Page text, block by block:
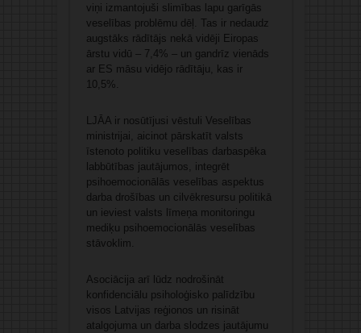
viņi izmantojuši slimības lapu garīgās
veselības problēmu dēļ. Tas ir nedaudz
augstāks rādītājs nekā vidēji Eiropas
ārstu vidū – 7,4% – un gandrīz vienāds
ar ES māsu vidējo rādītāju, kas ir
10,5%.
LJĀA ir nosūtījusi vēstuli Veselības
ministrijai, aicinot pārskatīt valsts
īstenoto politiku veselības darbaspēka
labbūtības jautājumos, integrēt
psihoemocionālās veselības aspektus
darba drošības un cilvēkresursu politikā
un ieviest valsts līmeņa monitoringu
mediķu psihoemocionālās veselības
stāvoklim.
Asociācija arī lūdz nodrošināt
konfidenciālu psiholoģisko palīdzību
visos Latvijas reģionos un risināt
atalgojuma un darba slodzes jautājumu